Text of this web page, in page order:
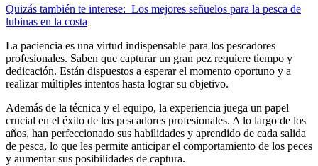
Quizás también te interese: Los mejores señuelos para la pesca de
lubinas en la costa
La paciencia es una virtud indispensable para los pescadores
profesionales. Saben que capturar un gran pez requiere tiempo y
dedicación. Están dispuestos a esperar el momento oportuno y a
realizar múltiples intentos hasta lograr su objetivo.
Además de la técnica y el equipo, la experiencia juega un papel
crucial en el éxito de los pescadores profesionales. A lo largo de los
años, han perfeccionado sus habilidades y aprendido de cada salida
de pesca, lo que les permite anticipar el comportamiento de los peces
y aumentar sus posibilidades de captura.